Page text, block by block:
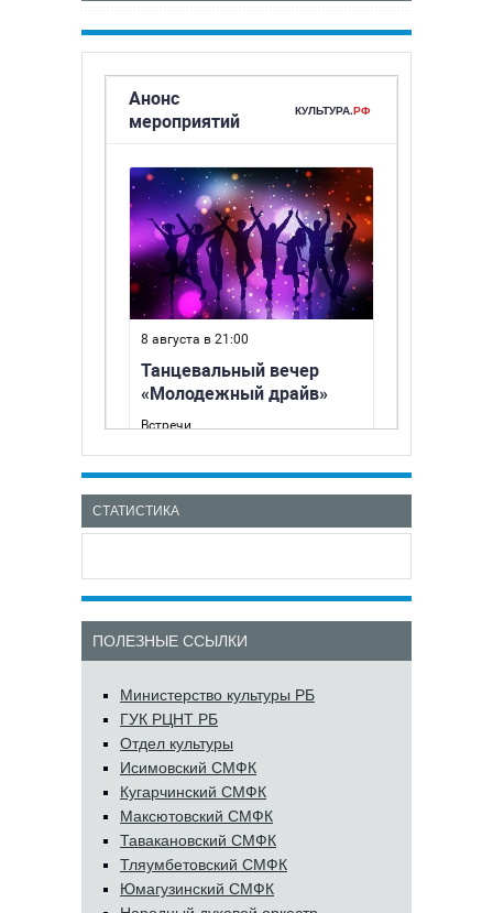
СТАТИСТИКА
ПОЛЕЗНЫЕ ССЫЛКИ
Министерство культуры РБ
ГУК РЦНТ РБ
Отдел культуры
Исимовский СМФК
Кугарчинский СМФК
Максютовский СМФК
Тавакановский СМФК
Тляумбетовский СМФК
Юмагузинский СМФК